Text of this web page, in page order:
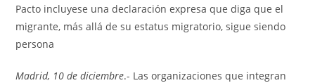
Pacto incluyese una declaración expresa que diga que el
migrante, más allá de su estatus migratorio, sigue siendo
persona
Madrid, 10 de diciembre.- Las organizaciones que integran